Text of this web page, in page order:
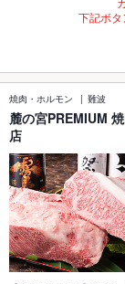
下記ボタ
焼肉・ホルモン 難波
麓の宮PREMIUM
店